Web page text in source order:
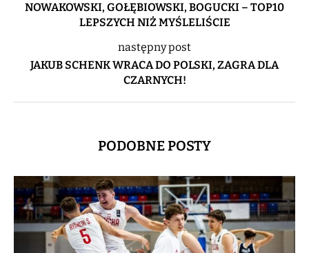
NOWAKOWSKI, GOŁĘBIOWSKI, BOGUCKI – TOP10
LEPSZYCH NIŻ MYŚLELIŚCIE
następny post
JAKUB SCHENK WRACA DO POLSKI, ZAGRA DLA
CZARNYCH!
PODOBNE POSTY